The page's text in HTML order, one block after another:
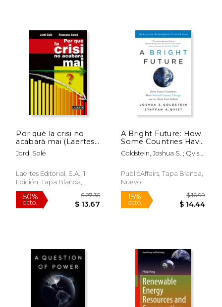
$ 18.81
6%
dcto.
Por què la crisi no
acabarà mai (Laertes
Català)
Jordi Solé
Laertes Editorial, S.A., 1
Edición, Tapa Blanda,
Nuevo
A Bright Future: How
Some Countries Have
Solved Climate
Change and the Rest
Inglés)
Goldstein, Joshua S. ; Qvist,
PublicAffairs, Tapa Blanda,
Nuevo